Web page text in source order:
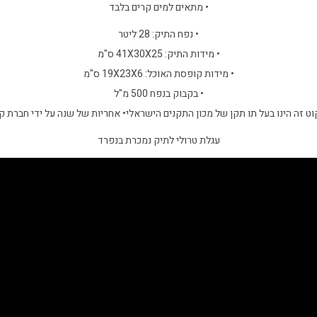
• מתאים למים קרים בלבד
• נפח התיק: 28 ליטר
• מידות התיק: 41X30X25 ס"מ
• מידות קופסת האוכל: 19X23X6 ס"מ
• בקבוק בנפח 500 מ"ל
זה הינו בעל תו תקן של מכון התקנים הישראלי• אחריות של שנה על ידי חברת
עגלת טרולי לתיק נמכרת בנפרד